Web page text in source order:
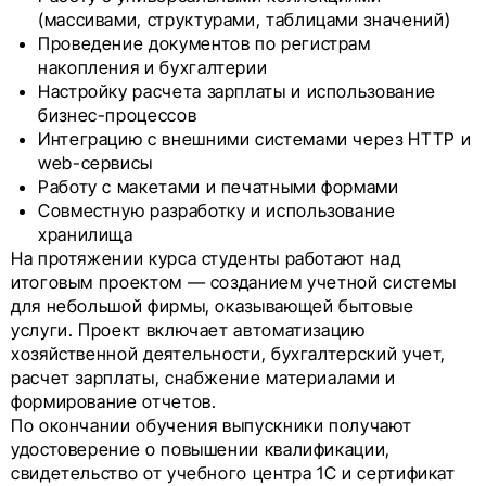
(массивами, структурами, таблицами значений)
Проведение документов по регистрам
накопления и бухгалтерии
Настройку расчета зарплаты и использование
бизнес-процессов
Интеграцию с внешними системами через HTTP и
web-сервисы
Работу с макетами и печатными формами
Совместную разработку и использование
хранилища
На протяжении курса студенты работают над
итоговым проектом — созданием учетной системы
для небольшой фирмы, оказывающей бытовые
услуги. Проект включает автоматизацию
хозяйственной деятельности, бухгалтерский учет,
расчет зарплаты, снабжение материалами и
формирование отчетов.
По окончании обучения выпускники получают
удостоверение о повышении квалификации,
свидетельство от учебного центра 1С и сертификат